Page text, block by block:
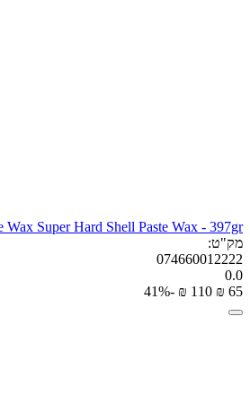
Wax Super Hard Shell Paste Wax - 397gr
מק"ט:
074660012222
0.0
₪ ‍65‍
₪ ‍110‍
-41%